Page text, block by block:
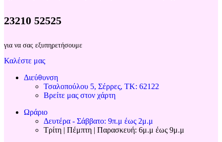
23210 52525
για να σας εξυπηρετήσουμε
Καλέστε μας
Διεύθυνση
Τσαλοπούλου 5, Σέρρες, ΤΚ: 62122
Βρείτε μας στον χάρτη
Ωράριο
Δευτέρα - Σάββατο: 9π.μ έως 2μ.μ
Τρίτη | Πέμπτη | Παρασκευή: 6μ.μ έως 9μ.μ